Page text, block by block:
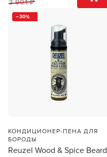
3 901 ₽
30
КОНДИЦИОНЕР-ПЕНА ДЛЯ
БОРОДЫ
Reuzel Wood & Spice Beard